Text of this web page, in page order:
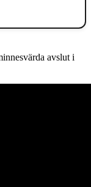
avslut i